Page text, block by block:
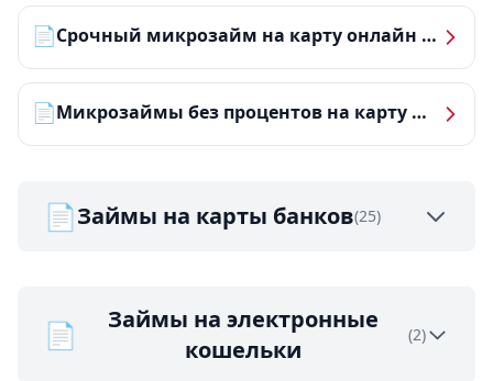
📄 Срочный микрозайм на карту онлайн — получить деньги за 5 минут
📄 Микрозаймы без процентов на карту — ТОП-10 за 2026 год
📄Займы на карты банков(25)
📄
Займы на электронные
кошельки
(2)